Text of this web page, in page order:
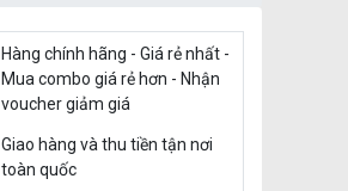
Hàng chính hãng - Giá rẻ nhất -
Mua combo giá rẻ hơn - Nhận
voucher giảm giá
Giao hàng và thu tiền tận nơi
toàn quốc